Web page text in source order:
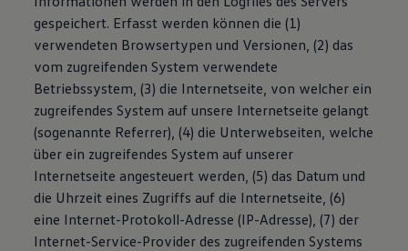
gespeichert. Erfasst werden können die (1)
verwendeten Browsertypen und Versionen, (2) das
vom zugreifenden System verwendete
Betriebssystem, (3) die Internetseite, von welcher ein
zugreifendes System auf unsere Internetseite gelangt
(sogenannte Referrer), (4) die Unterwebseiten, welche
über ein zugreifendes System auf unserer
Internetseite angesteuert werden, (5) das Datum und
die Uhrzeit eines Zugriffs auf die Internetseite, (6)
eine Internet-Protokoll-Adresse (IP-Adresse), (7) der
Internet-Service-Provider des zugreifenden Systems